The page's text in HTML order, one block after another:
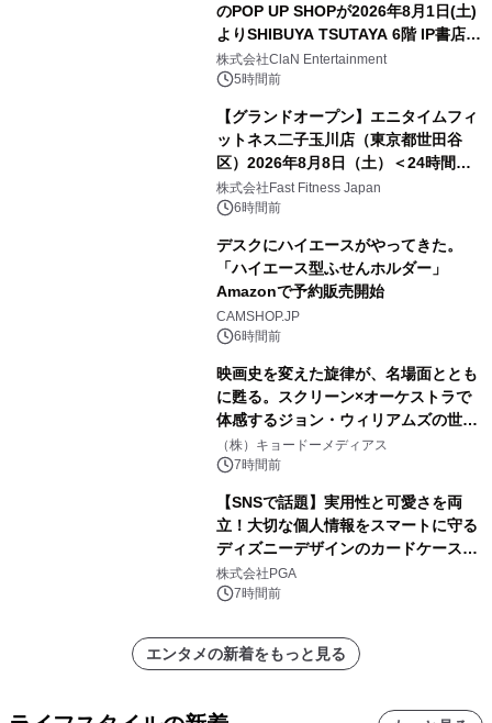
のPOP UP SHOPが2026年8月1日(土)
よりSHIBUYA TSUTAYA 6階 IP書店で
開催決定！！
株式会社ClaN Entertainment
5時間前
【グランドオープン】エニタイムフィ
ットネス二子玉川店（東京都世田谷
区）2026年8月8日（土）＜24時間年
中無休のフィットネスジム＞
株式会社Fast Fitness Japan
6時間前
デスクにハイエースがやってきた。
「ハイエース型ふせんホルダー」
Amazonで予約販売開始
CAMSHOP.JP
6時間前
映画史を変えた旋律が、名場面ととも
に甦る。スクリーン×オーケストラで
体感するジョン・ウィリアムズの世
界。ジョン・ウィリアムズ：シネマ・
スペクタキュラー・コンサート 開催決
（株）キョードーメディアス
7時間前
【SNSで話題】実用性と可愛さを両
立！大切な個人情報をスマートに守る
ディズニーデザインのカードケースを
株式会社PGAが8月7日発売
株式会社PGA
7時間前
エンタメの新着をもっと見る